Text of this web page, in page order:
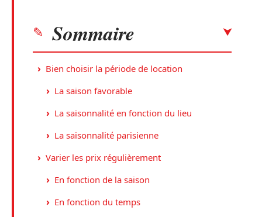
Sommaire
Bien choisir la période de location
La saison favorable
La saisonnalité en fonction du lieu
La saisonnalité parisienne
Varier les prix régulièrement
En fonction de la saison
En fonction du temps